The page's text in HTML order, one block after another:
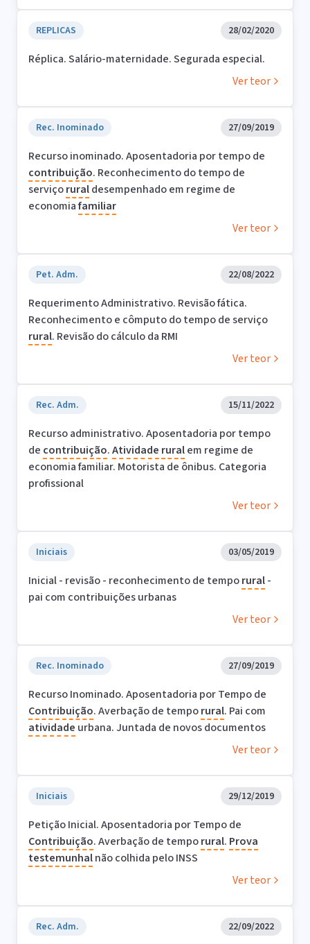
REPLICAS 28/02/2020
Réplica. Salário-maternidade. Segurada especial.
Ver teor
Rec. Inominado 27/09/2019
Recurso inominado. Aposentadoria por tempo de
contribuição. Reconhecimento do tempo de
serviçoruraldesempenhado em regime de
economiafamiliar
Ver teor
Pet. Adm. 22/08/2022
Requerimento Administrativo. Revisão fática.
Reconhecimento e cômputo do tempo de serviço
rural. Revisão do cálculo da RMI
Ver teor
Rec. Adm. 15/11/2022
Recurso administrativo. Aposentadoria por tempo
de contribuição.Atividade ruralem regime de
economia familiar. Motorista de ônibus. Categoria
profissional
Ver teor
Iniciais 03/05/2019
Inicial - revisão - reconhecimento de temporural-
pai com contribuições urbanas
Ver teor
Rec. Inominado 27/09/2019
Recurso Inominado. Aposentadoria por Tempo de
Contribuição. Averbação de temporural. Pai com
atividade urbana. Juntada de novos documentos
Ver teor
Iniciais 29/12/2019
Petição Inicial. Aposentadoria por Tempo de
Contribuição. Averbação de temporural. Prova
testemunhalnão colhida pelo INSS
Ver teor
Rec. Adm. 22/09/2022